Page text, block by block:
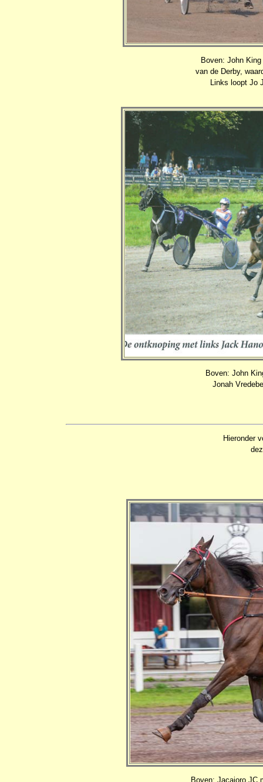
Boven: John
van de Derby,
Links loopt Jo
Boven: John
Jonah
Hieronder
Boven: Jacajoro JC